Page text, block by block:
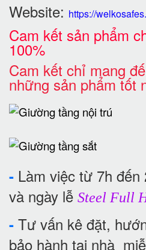
Website: https://
Cam kết sản phẩm
100%
Cam kết chỉ mang
những sản phẩm tốt
- Làm việc từ 7h
và ngày lễ Steel Full
- Tư vấn kê đặt,
bảo hành tại nhà